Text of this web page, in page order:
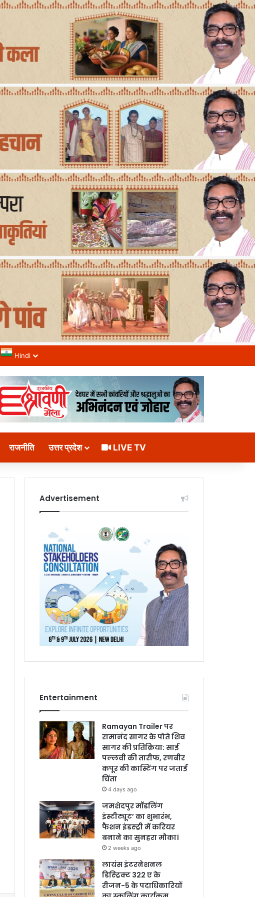
Hindi
राजनीति उत्तर प्रदेश LIVE TV
Advertisement
Entertainment
Ramayan Trailer पर
रामानंद सागर के पोते शिव
सागर की प्रतिक्रिया: साई
पल्लवी की तारीफ, रणबीर
कपूर की कास्टिंग पर जताई
चिंता
4 days ago
जमशेदपुर मॉडलिंग
इंस्टीट्यूट’ का शुभारंभ,
फैशन इंडस्ट्री में करियर
बनाने का सुनहरा मौका।
2 weeks ago
लायंस इंटरनेशनल
डिस्ट्रिक्ट 322 ए के
रीजन-5 के पदाधिकारियों